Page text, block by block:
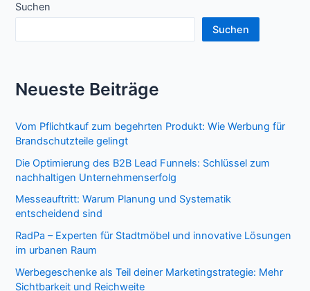
Suchen
Suchen
Neueste Beiträge
Vom Pflichtkauf zum begehrten Produkt: Wie Werbung für
Brandschutzteile gelingt
Die Optimierung des B2B Lead Funnels: Schlüssel zum
nachhaltigen Unternehmenserfolg
Messeauftritt: Warum Planung und Systematik
entscheidend sind
RadPa – Experten für Stadtmöbel und innovative Lösungen
im urbanen Raum
Werbegeschenke als Teil deiner Marketingstrategie: Mehr
Sichtbarkeit und Reichweite